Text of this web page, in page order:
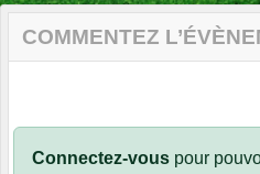
COMMENTEZ
Connectez-vous pour